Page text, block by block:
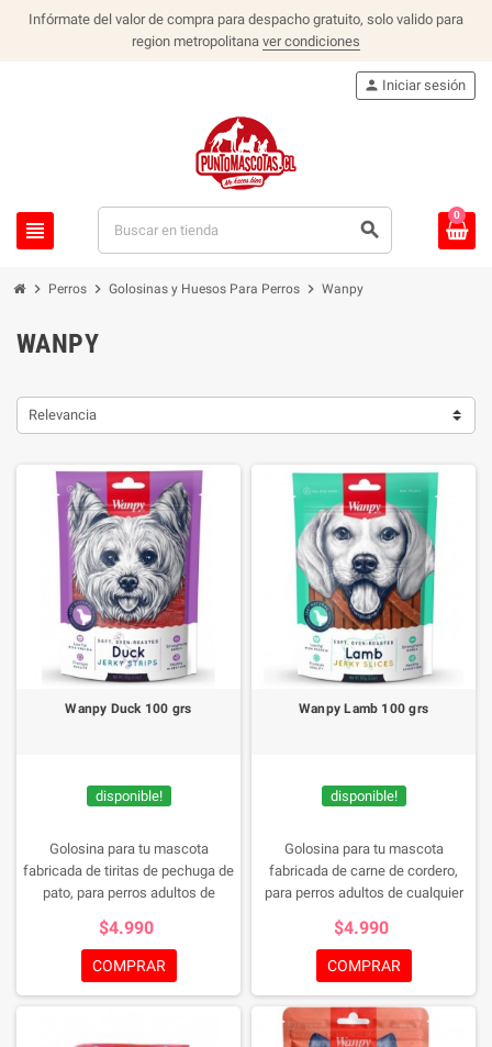
Infórmate del valor de compra para despacho gratuito, solo valido para
region metropolitana ver condiciones
view_headline search
person Iniciar sesión
0
chevron_right Perros chevron_right Golosinas y Huesos Para Perros chevron_right Wanpy
WANPY
Relevancia
Wanpy Duck 100 grs
disponible!
Golosina para tu mascota
fabricada de tiritas de pechuga de
pato, para perros adultos de
cantidad de proteinas, baja en
grasa, contribuye a huesos mas
fuertes .
$4.990
COMPRAR
Wanpy Lamb 100 grs
disponible!
Golosina para tu mascota
fabricada de carne de cordero,
para perros adultos de cualquier
de proteinas, baja en grasa,
contribuye a huesos mas fuertes .
$4.990
COMPRAR